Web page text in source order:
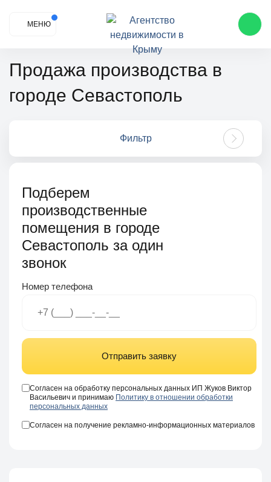
МЕНЮ
Продажа производства в
городе Севастополь
Фильтр
Подберем
производственные
помещения в городе
Севастополь за один
звонок
Номер телефона
Отправить заявку
Согласен на обработку персональных данных ИП Жуков Виктор
Васильевич и принимаю Политику в отношении обработки
персональных данных
Согласен на получение рекламно-информационных материалов